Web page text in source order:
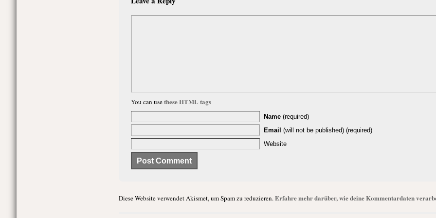
You can usethese HTML tags
Name (required)
Email (will not be published) (required)
Website
Diese Website verwendet Akismet, um Spam zu reduzieren.Erfahre mehr darüber, wie deine Kommentardaten